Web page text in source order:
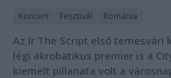
Koncert Fesztivál Románia
Az ír The Script első temesvári
légi akrobatikus premier is a
kiemelt pillanata volt a